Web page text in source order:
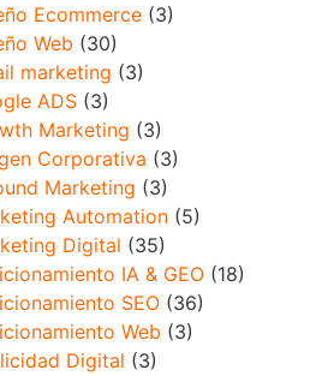
Ecommerce(3)
Web (30)
marketing (3)
ADS(3)
Marketing (3)
Corporativa (3)
Marketing (3)
Automation(5)
Digital (35)
IA & GEO(18)
SEO(36)
Web (3)
Digital (3)